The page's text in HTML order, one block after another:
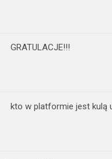
GRATULACJE!!!
kto w platformie jest kulą